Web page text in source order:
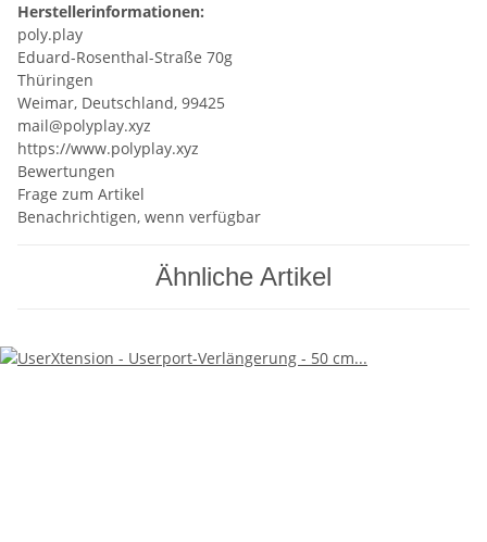
Herstellerinformationen:
poly.play
Eduard-Rosenthal-Straße 70g
Thüringen
Weimar, Deutschland, 99425
mail@polyplay.xyz
https://www.polyplay.xyz
Bewertungen
Frage zum Artikel
Benachrichtigen, wenn verfügbar
Ähnliche Artikel